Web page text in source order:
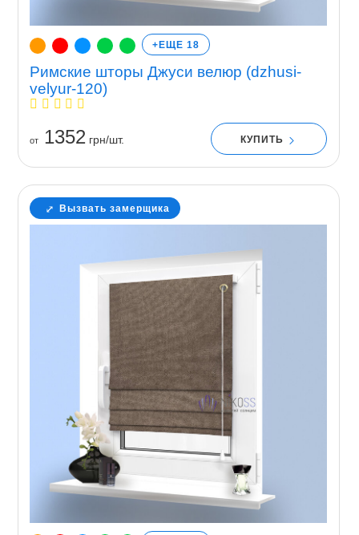
+ЕЩЕ 18
Римские шторы Джуси велюр (dzhusi-
velyur-120)
от1352 грн/шт. КУПИТЬ
Вызвать замерщика